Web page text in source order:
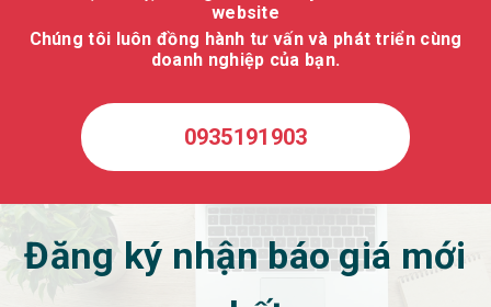
website
Chúng tôi luôn đồng hành tư vấn và phát triển cùng
doanh nghiệp của bạn.
0935191903
Đăng ký nhận báo giá mới